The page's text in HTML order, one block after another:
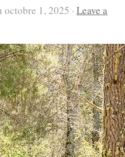
octobre 1, 2025 · Leave a